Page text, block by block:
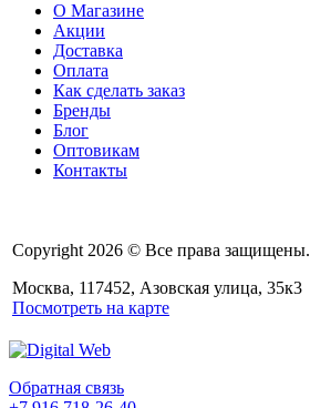
О Магазине
Акции
Доставка
Оплата
Как сделать заказ
Бренды
Блог
Оптовикам
Контакты
Copyright 2026 © Все права защищены.
Москва, 117452, Азовская улица, 35к3
Посмотреть на карте
Обратная связь